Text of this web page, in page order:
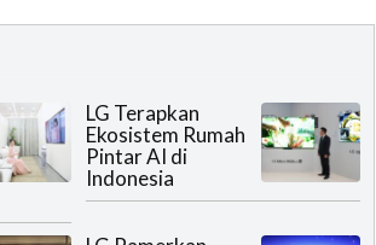
LG Terapkan
Ekosistem Rumah
Pintar AI di
Indonesia